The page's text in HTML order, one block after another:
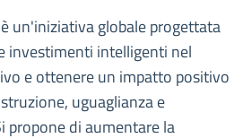
è un'iniziativa globale progettata
investimenti intelligenti nel
e ottenere un impatto positivo
uguaglianza e
propone di aumentare la